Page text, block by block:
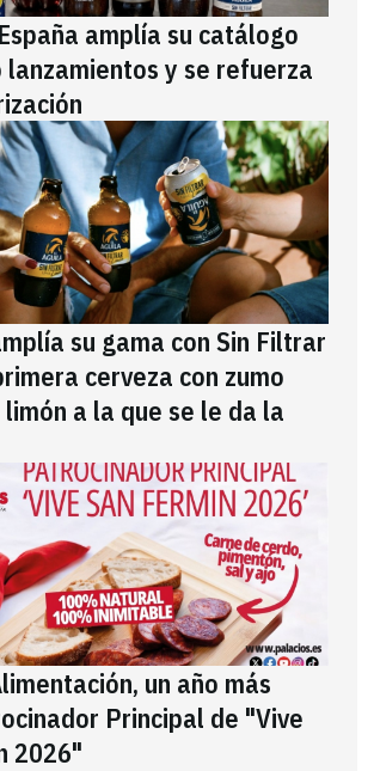
amplía su catálogo
lanzamientos y se refuerza
su gama con Sin Filtrar
cerveza con zumo
a la que se le da la
un año más
Principal de "Vive
2026"